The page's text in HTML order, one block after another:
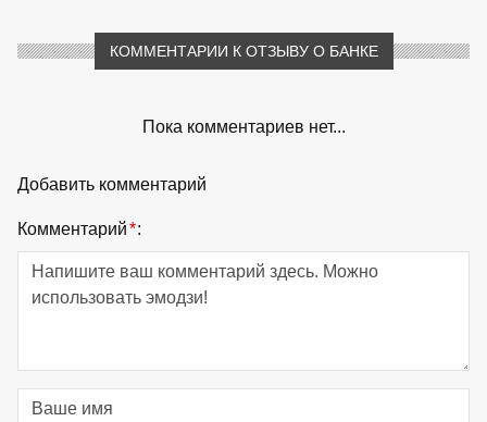
КОММЕНТАРИИ К ОТЗЫВУ О БАНКЕ
Пока комментариев нет...
Добавить комментарий
Комментарий*: